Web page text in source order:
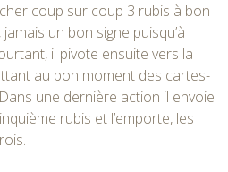
coup sur coup 3 rubis à bon
un bon signe puisqu’à
il pivote ensuite vers la
au bon moment des cartes-
une dernière action il envoie
rubis et l’emporte, les